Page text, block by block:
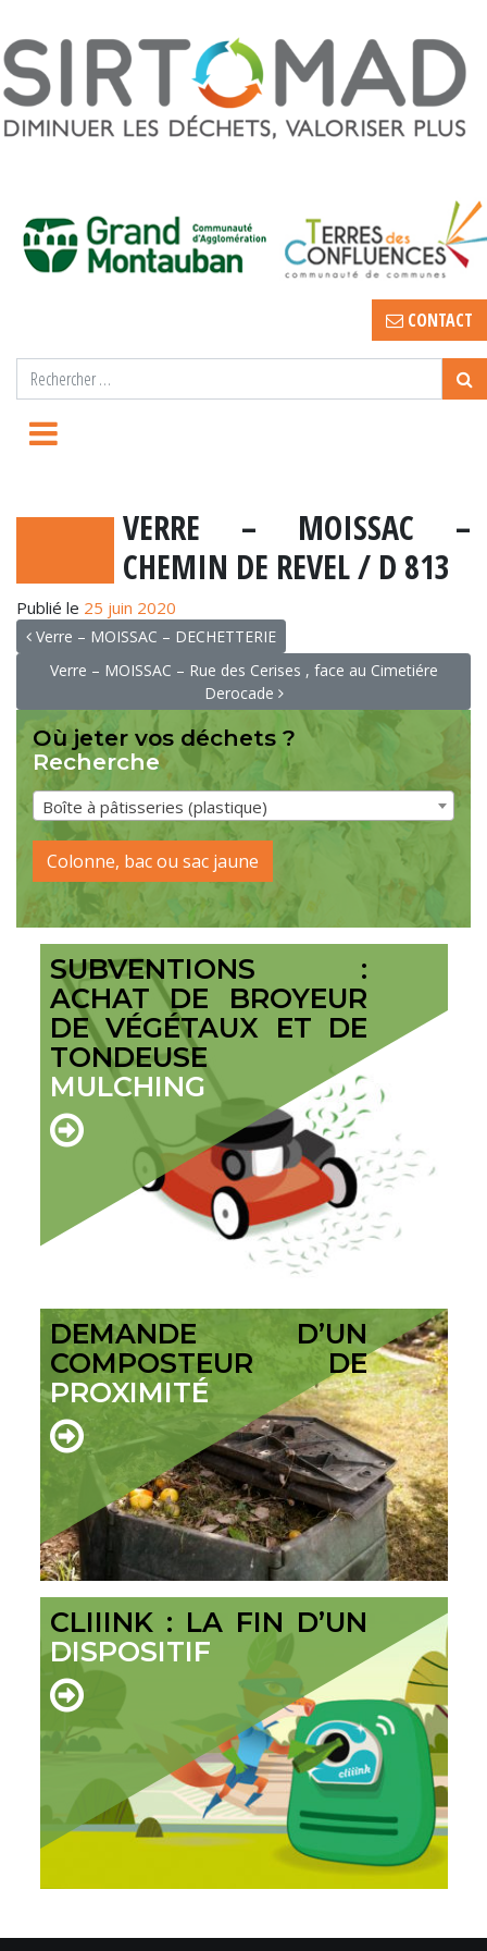
CONTACT
VERRE – MOISSAC –
CHEMIN DE REVEL / D 813
Publié le 25 juin 2020
NAVIGATION
Verre – MOISSAC – DECHETTERIE
Verre – MOISSAC – Rue des Cerises , face au Cimetiére
Derocade
Où jeter vos déchets ?
Recherche
Boîte à pâtisseries (plastique)
Colonne, bac ou sac jaune
SUBVENTIONS :
ACHAT DE BROYEUR
DE VÉGÉTAUX ET DE
TONDEUSE
MULCHING
DEMANDE D’UN
COMPOSTEUR DE
PROXIMITÉ
CLIIINK : LA FIN D’UN
DISPOSITIF